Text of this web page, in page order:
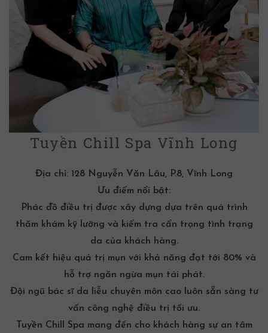
Tuyền Chill Spa Vĩnh Long
Địa chỉ: 128 Nguyễn Văn Lâu, P.8, Vĩnh Long
Ưu điểm nổi bật:
Phác đồ điều trị được xây dựng dựa trên quá trình
thăm khám kỹ lưỡng và kiểm tra cẩn trọng tình trạng
da của khách hàng.
Cam kết hiệu quả trị mụn với khả năng đạt tới 80% và
hỗ trợ ngăn ngừa mụn tái phát.
Đội ngũ bác sĩ da liễu chuyên môn cao luôn sẵn sàng tư
vấn công nghệ điều trị tối ưu.
Tuyền Chill Spa mang đến cho khách hàng sự an tâm